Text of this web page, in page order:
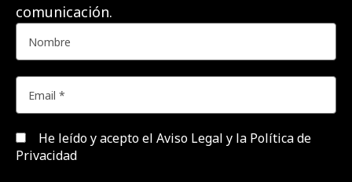
comunicación.
He leído y acepto el Aviso Legal y la Política de
Privacidad